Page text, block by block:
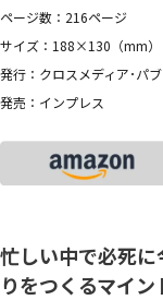
ページ数：216ページ
サイズ：188×130（mm）
発行：クロスメディア･パ
発売：インプレス
忙しい中で必死
りをつくるマイ